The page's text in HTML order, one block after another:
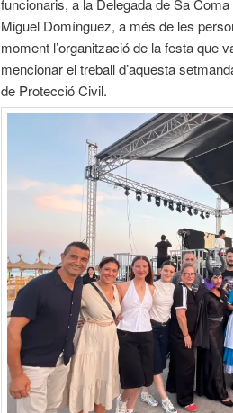
Miguel Domínguez, a més de les
moment l’organització de la festa que
mencionar el treball d’aquesta
de Protecció Civil.